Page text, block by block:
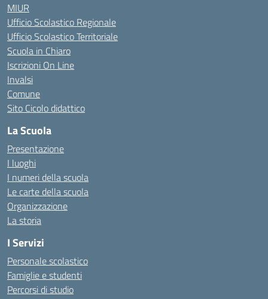
MIUR
Ufficio Scolastico Regionale
Ufficio Scolastico Territoriale
Scuola in Chiaro
Iscrizioni On Line
Invalsi
Comune
Sito Cicolo didattico
La Scuola
Presentazione
I luoghi
I numeri della scuola
Le carte della scuola
Organizzazione
La storia
I Servizi
Personale scolastico
Famiglie e studenti
Percorsi di studio